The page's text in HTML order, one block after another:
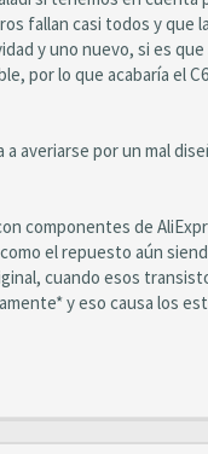
fallan casi todos y que
y uno nuevo, si es
por lo que acabaría el
averiarse por un mal
componentes de
el repuesto aún
cuando esos
y eso causa los